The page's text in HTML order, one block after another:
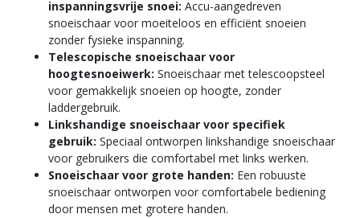
inspanningsvrije snoei: Accu-aangedreven
snoeischaar voor moeiteloos en efficiënt snoeien
zonder fysieke inspanning.
Telescopische snoeischaar voor
hoogtesnoeiwerk: Snoeischaar met telescoopsteel
voor gemakkelijk snoeien op hoogte, zonder
laddergebruik.
Linkshandige snoeischaar voor specifiek
gebruik: Speciaal ontworpen linkshandige snoeischaar
voor gebruikers die comfortabel met links werken.
Snoeischaar voor grote handen: Een robuuste
snoeischaar ontworpen voor comfortabele bediening
door mensen met grotere handen.